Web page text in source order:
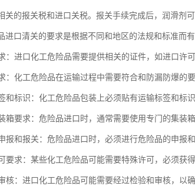
关的报关税和进口关税。报关手续完成后，润滑剂
进口清关的要求是根据不同和地区的法规和标准而
：进口化工危险品需要提供相关的证件，如进口许
：化工危险品在运输过程中需要符合和防漏防爆的
和标识：化工危险品包装上必须贴有运输标签和标
箱要求：危险品进口时，通常需要使用专门的集装
报和报关：危险品进口时，必须进行危险品的申报
要求：某些化工危险品可能需要特殊许可，必须获
核：进口化工危险品可能需要经过检验和审核，以